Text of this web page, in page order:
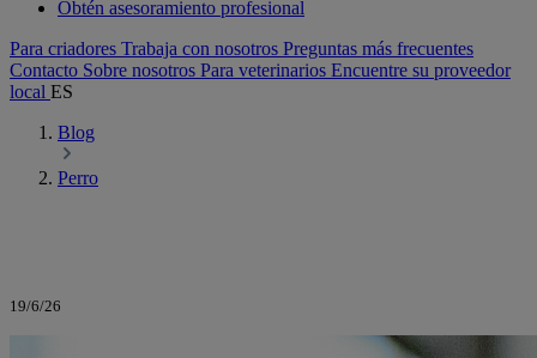
Obtén asesoramiento profesional
Para criadores Trabaja con nosotros Preguntas más frecuentes
Contacto Sobre nosotros Para veterinarios Encuentre su proveedor
local ES
Blog
Perro
19/6/26